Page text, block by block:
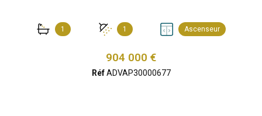
1 1 Ascenseur
904 000 €
RéfADVAP30000677